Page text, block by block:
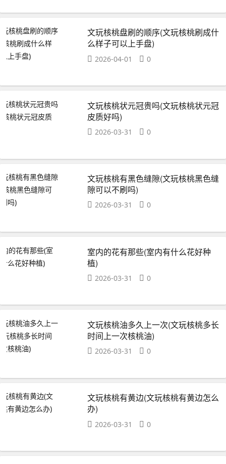
文玩核桃盘刷的顺序(文玩核桃刷成什
么样子可以上手盘)
2026-04-01 0
文玩核桃状元冠贵吗(文玩核桃状元冠
皮质好吗)
2026-03-31 0
文玩核桃有黑色缝隙(文玩核桃黑色缝
隙可以不刷吗)
2026-03-31 0
室内的花有那些(室内有什么花好种
植)
2026-03-31 0
文玩核桃油多久上一次(文玩核桃多长
时间上一次核桃油)
2026-03-31 0
文玩核桃有黄边(文玩核桃有黄边怎么
办)
2026-03-31 0